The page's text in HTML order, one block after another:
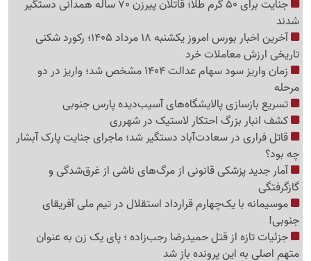
جنایت برای 50 گرم طلا؛ قاتلان پیرزن 70 ساله همدانی دستگیر
شدند
آخرین اخبار بورس امروز یکشنبه 18 مرداد 1405؛ رکورد شکنی
تاریخی ارزش معاملات خرد
زمان واریز سود سهام عدالت 1404 مشخص شد؛ واریز در دو
مرحله
تسریع بازسازی پالایشگاه‌های آسیب‌دیده پارس جنوبی
کشف انبار بزرگ احتکار لاستیک در شهرری
قاتل فراری در سعادت‌آباد دستگیر شد؛ ماجرای جنایت پارک آبشار
چه بود؟
آمار جدید پزشکی قانونی از مرگ‌های ناشی از غرق‌شدگی و
گازگرفتگی
موسیمانه با یک‌چهارم قرارداد استقلال در تیم ملی آفریقای
جنوبی!
جزئیات تازه از قتل حمیدرضا رجب‌زاده ؛ پای یک زن به عنوان
متهم اصلی به این پرونده باز شد